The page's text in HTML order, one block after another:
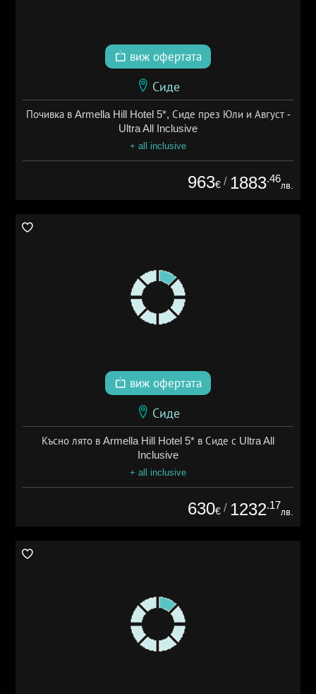
виж офертата
Сиде
Почивка в Armella Hill Hotel 5*, Сиде през Юли и Август -
Ultra All Inclusive
+ all inclusive
963€ / 1883.46
лв.
виж офертата
Сиде
Късно лято в Armella Hill Hotel 5* в Сиде с Ultra All
Inclusive
+ all inclusive
630€ / 1232.17
лв.